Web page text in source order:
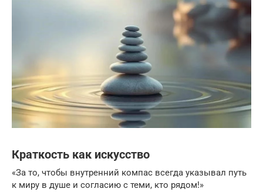
Краткость как искусство
«За то, чтобы внутренний компас всегда указывал путь
к миру в душе и согласию с теми, кто рядом!»